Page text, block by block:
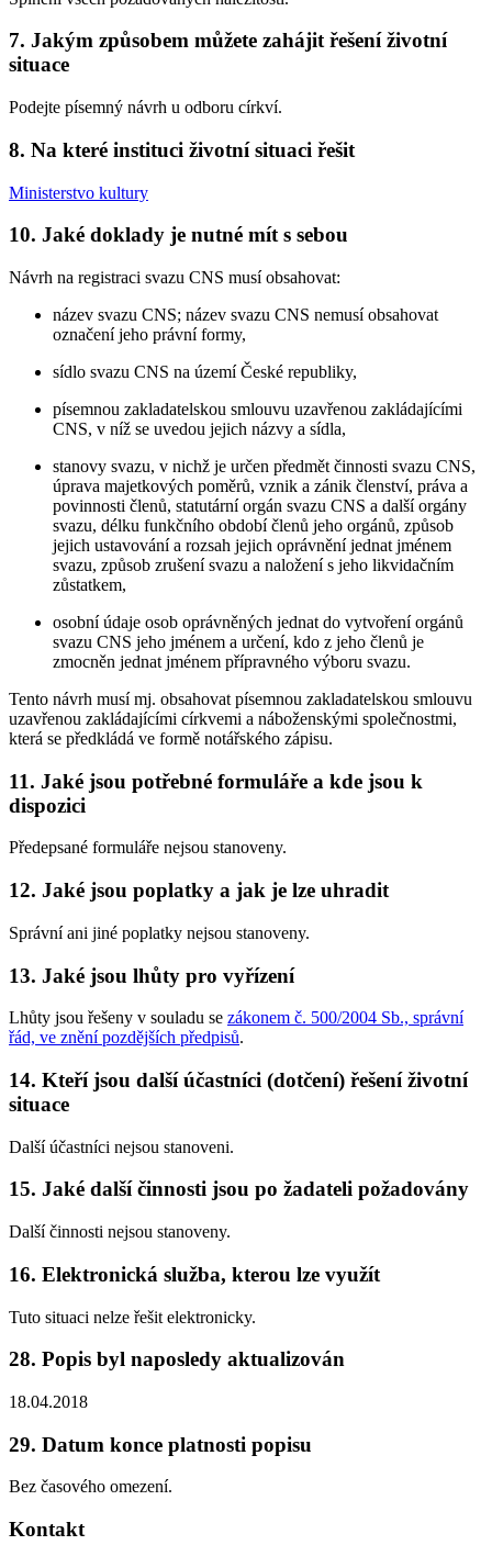
7. Jakým způsobem můžete zahájit řešení životní
situace
Podejte písemný návrh u odboru církví.
8. Na které instituci životní situaci řešit
Ministerstvo kultury
10. Jaké doklady je nutné mít s sebou
Návrh na registraci svazu CNS musí obsahovat:
název svazu CNS; název svazu CNS nemusí obsahovat
označení jeho právní formy,
sídlo svazu CNS na území České republiky,
písemnou zakladatelskou smlouvu uzavřenou zakládajícími
CNS, v níž se uvedou jejich názvy a sídla,
stanovy svazu, v nichž je určen předmět činnosti svazu CNS,
úprava majetkových poměrů, vznik a zánik členství, práva a
povinnosti členů, statutární orgán svazu CNS a další orgány
svazu, délku funkčního období členů jeho orgánů, způsob
jejich ustavování a rozsah jejich oprávnění jednat jménem
svazu, způsob zrušení svazu a naložení s jeho likvidačním
zůstatkem,
osobní údaje osob oprávněných jednat do vytvoření orgánů
svazu CNS jeho jménem a určení, kdo z jeho členů je
zmocněn jednat jménem přípravného výboru svazu.
Tento návrh musí mj. obsahovat písemnou zakladatelskou smlouvu
uzavřenou zakládajícími církvemi a náboženskými společnostmi,
která se předkládá ve formě notářského zápisu.
11. Jaké jsou potřebné formuláře a kde jsou k
dispozici
Předepsané formuláře nejsou stanoveny.
12. Jaké jsou poplatky a jak je lze uhradit
Správní ani jiné poplatky nejsou stanoveny.
13. Jaké jsou lhůty pro vyřízení
Lhůty jsou řešeny v souladu se zákonem č. 500/2004 Sb., správní
řád, ve znění pozdějších předpisů.
14. Kteří jsou další účastníci (dotčení) řešení životní
situace
Další účastníci nejsou stanoveni.
15. Jaké další činnosti jsou po žadateli požadovány
Další činnosti nejsou stanoveny.
16. Elektronická služba, kterou lze využít
Tuto situaci nelze řešit elektronicky.
28. Popis byl naposledy aktualizován
18.04.2018
29. Datum konce platnosti popisu
Bez časového omezení.
Kontakt